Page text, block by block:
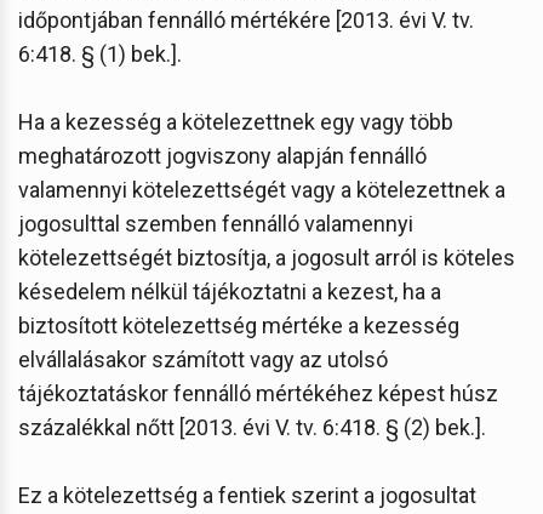
időpontjában fennálló mértékére [2013. évi V. tv.
6:418. § (1) bek.].
Ha a kezesség a kötelezettnek egy vagy több
meghatározott jogviszony alapján fennálló
valamennyi kötelezettségét vagy a kötelezettnek a
jogosulttal szemben fennálló valamennyi
kötelezettségét biztosítja, a jogosult arról is köteles
késedelem nélkül tájékoztatni a kezest, ha a
biztosított kötelezettség mértéke a kezesség
elvállalásakor számított vagy az utolsó
tájékoztatáskor fennálló mértékéhez képest húsz
százalékkal nőtt [2013. évi V. tv. 6:418. § (2) bek.].
Ez a kötelezettség a fentiek szerint a jogosultat